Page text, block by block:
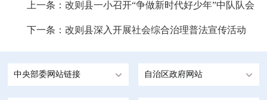
上一条：改则县一小召开“争做新时代好少年”中队队会
下一条：改则县深入开展社会综合治理普法宣传活动
中央部委网站链接 自治区政府网站